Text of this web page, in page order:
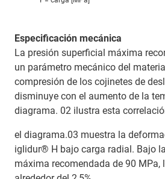
Especificación mecánica
La presión superficial máxima
un parámetro mecánico del
compresión de los cojinetes de
disminuye con el aumento de la
diagrama. 02 ilustra esta
el diagrama.03 muestra la
iglidur® H bajo carga radial. Bajo
máxima recomendada de 90 MPa,